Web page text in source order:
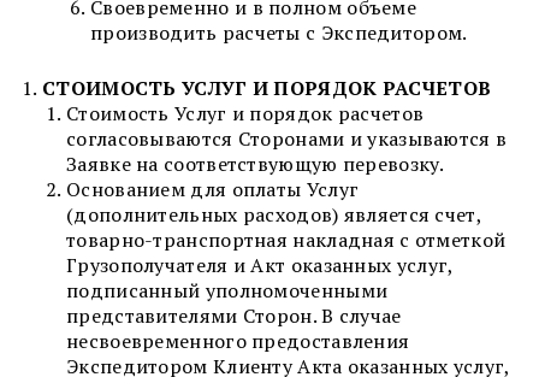
Своевременно и в полном объеме
производить расчеты с Экспедитором.
СТОИМОСТЬ УСЛУГ И ПОРЯДОК РАСЧЕТОВ
Стоимость Услуг и порядок расчетов
согласовываются Сторонами и указываются в
Заявке на соответствующую перевозку.
Основанием для оплаты Услуг
(дополнительных расходов) является счет,
товарно-транспортная накладная с отметкой
Грузополучателя и Акт оказанных услуг,
подписанный уполномоченными
представителями Сторон. В случае
несвоевременного предоставления
Экспедитором Клиенту Акта оказанных услуг,